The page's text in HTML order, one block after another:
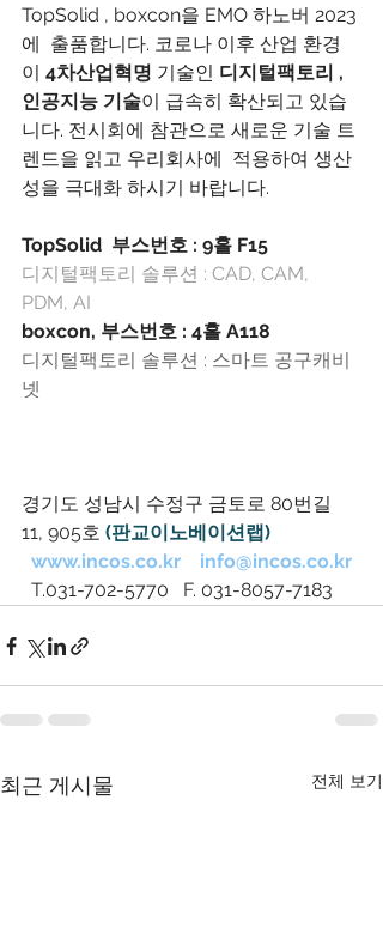
TopSolid , boxcon을 EMO 하노버 2023
에  출품합니다. 코로나 이후 산업 환경
이 4차산업혁명 기술인 디지털팩토리 ,
인공지능 기술이 급속히 확산되고 있습
니다. 전시회에 참관으로 새로운 기술 트
렌드을 읽고 우리회사에  적용하여 생산
성을 극대화 하시기 바랍니다.
TopSolid  부스번호 : 9홀 F15
디지털팩토리 솔루션 : CAD, CAM,
PDM, AI
boxcon, 부스번호 : 4홀 A118
디지털팩토리 솔루션 : 스마트 공구캐비
넷
경기도 성남시 수정구 금토로 80번길
11, 905호 (판교이노베이션랩)
www.incos.co.kr
info@incos.co.kr
  T.031-702-5770   F. 031-8057-7183
최근 게시물 전체 보기